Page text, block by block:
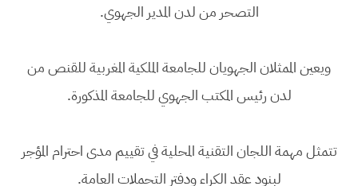
التصحر من لدن المدير الجهوي.
ويعين الممثلان الجهويان للجامعة الملكية المغربية للقنص من
لدن رئيس المكتب الجهوي للجامعة المذكورة.
تتمثل مهمة اللجان التقنية المحلية في تقييم مدى احترام المؤجر
لبنود عقد الكراء ودفتر التحملات العامة.